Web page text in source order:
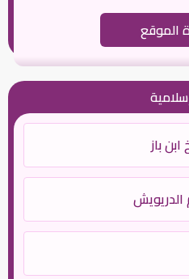
الموقع
باز
الدريويش